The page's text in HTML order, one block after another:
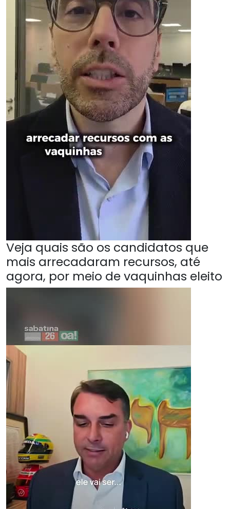
Veja quais são os candidatos que
mais arrecadaram recursos, até
agora, por meio de vaquinhas eleito